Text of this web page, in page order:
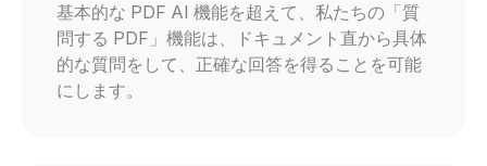
基本的な PDF AI 機能を超えて、私たちの「質
問する PDF」機能は、ドキュメント直から具体
的な質問をして、正確な回答を得ることを可能
にします。